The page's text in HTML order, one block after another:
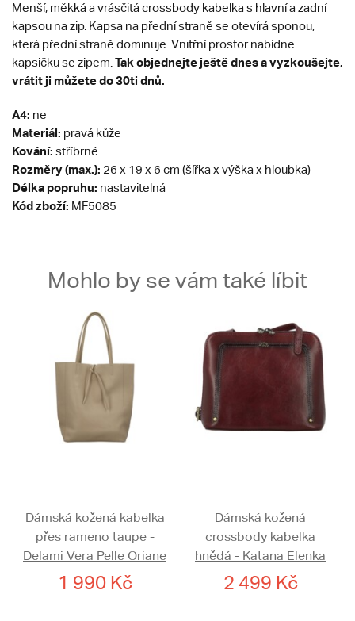
Menší, měkká a vrásčitá crossbody kabelka s hlavní a zadní
kapsou na zip. Kapsa na přední straně se otevírá sponou,
která přední straně dominuje. Vnitřní prostor nabídne
kapsičku se zipem. Tak objednejte ještě dnes a vyzkoušejte,
vrátit ji můžete do 30ti dnů.
A4: ne
Materiál: pravá kůže
Kování: stříbrné
Rozměry (max.): 26 x 19 x 6 cm (šířka x výška x hloubka)
Délka popruhu: nastavitelná
Kód zboží: MF5085
Mohlo by se vám také líbit
Dámská kožená kabelka
přes rameno taupe -
Delami Vera Pelle Oriane
1 990 Kč
Dámská kožená
crossbody kabelka
hnědá - Katana Elenka
2 499 Kč